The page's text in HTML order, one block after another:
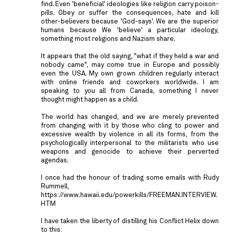
find. Even 'beneficial' ideologies like religion carry poison-
pills. Obey or suffer the consequences, hate and kill
other-believers because 'God-says'. We are the superior
humans because We 'believe' a particular ideology,
something most religions and Nazism share.
It appears that the old saying, "what if they held a war and
nobody came", may come true in Europe and possibly
even the USA. My own grown children regularly interact
with online friends and coworkers worldwide. I am
speaking to you all from Canada, something I never
thought might happen as a child.
The world has changed, and we are merely prevented
from changing with it by those who cling to power and
excessive wealth by violence in all its forms, from the
psychologically interpersonal to the militarists who use
weapons and genocide to achieve their perverted
agendas.
I once had the honour of trading some emails with Rudy
Rummell,
https://www.hawaii.edu/powerkills/FREEMAN.INTERVIEW.
HTM
I have taken the liberty of distilling his Conflict Helix down
to this: